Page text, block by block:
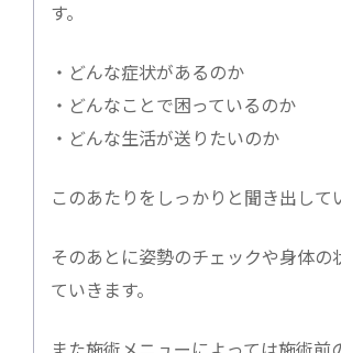
す。
・どんな症状があるのか
・どんなことで困っているのか
・どんな生活が送りたいのか
このあたりをしっかりと聞き出して
そのあとに姿勢のチェックや身体の
ていきます。
また施術メニューによっては施術前